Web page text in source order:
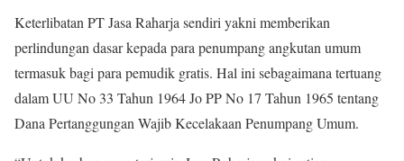
Keterlibatan PT Jasa Raharja sendiri yakni memberikan
perlindungan dasar kepada para penumpang angkutan umum
termasuk bagi para pemudik gratis. Hal ini sebagaimana tertuang
dalam UU No 33 Tahun 1964 Jo PP No 17 Tahun 1965 tentang
Dana Pertanggungan Wajib Kecelakaan Penumpang Umum.